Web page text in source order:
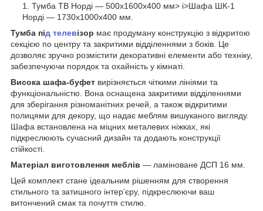
Тумба ТВ Норді — 500х1600х400 мм> i>Шафа ШК-1
Норді — 1730х1000х400 мм.
Тумба під телевізор має продуману конструкцію з відкритою
секцією по центру та закритими відділеннями з боків. Це
дозволяє зручно розмістити декоративні елементи або техніку,
забезпечуючи порядок та охайність у кімнаті.
Висока шафа-буфет вирізняється чіткими лініями та
функціональністю. Вона оснащена закритими відділеннями
для зберігання різноманітних речей, а також відкритими
полицями для декору, що надає меблям вишуканого вигляду.
Шафа встановлена на міцних металевих ніжках, які
підкреслюють сучасний дизайн та додають конструкції
стійкості.
Матеріал виготовлення меблів — ламіноване ДСП 16 мм.
Цей комплект стане ідеальним рішенням для створення
стильного та затишного інтер’єру, підкреслюючи ваш
витончений смак та почуття стилю.